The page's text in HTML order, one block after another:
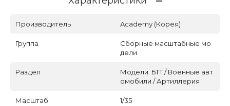
Производитель Academy (Корея)
Группа
Сборные масштабные мо
дели
Раздел
Модели. БТТ / Военные авт
омобили / Артиллерия
Масштаб 1/35